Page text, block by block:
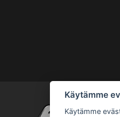
Käytämme
Käytämme